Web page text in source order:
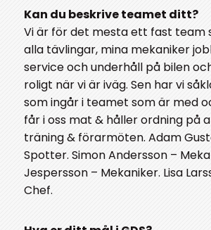
Kan du beskrive teamet ditt?
Vi är för det mesta ett fast team
alla tävlingar, mina mekaniker
service och underhåll på bilen
roligt när vi är iväg. Sen har vi
som ingår i teamet som är med
får i oss mat & håller ordning på
träning & förarmöten. Adam
Spotter. Simon Andersson –
Jespersson – Mekaniker. Lisa
Chef.